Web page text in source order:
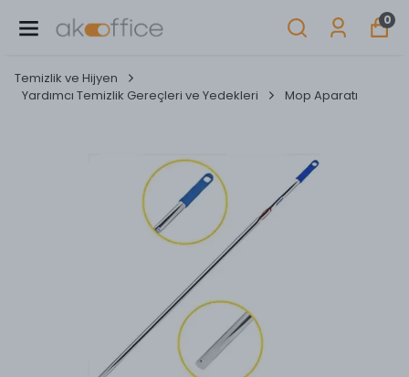
0
Temizlik ve Hijyen
Yardımcı Temizlik Gereçleri ve Yedekleri
Mop Aparatı